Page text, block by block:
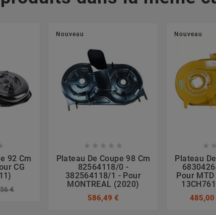
92 Cm
CG
€
Nouveau
    
Plateau De Coupe 98 Cm
82564118/0 -
382564118/1 - Pour
MONTREAL (2020)
586,49 €
Nouveau
 
Plateau
Pour
485,00